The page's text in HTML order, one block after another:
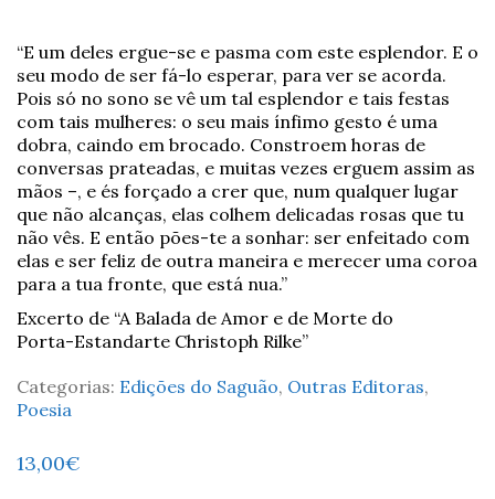
“E um deles ergue-se e pasma com este esplendor. E o
seu modo de ser fá-lo esperar, para ver se acorda.
Pois só no sono se vê um tal esplendor e tais festas
com tais mulheres: o seu mais ínfimo gesto é uma
dobra, caindo em brocado. Constroem horas de
conversas prateadas, e muitas vezes erguem assim as
mãos –, e és forçado a crer que, num qualquer lugar
que não alcanças, elas colhem delicadas rosas que tu
não vês. E então pões-te a sonhar: ser enfeitado com
elas e ser feliz de outra maneira e merecer uma coroa
para a tua fronte, que está nua.”
Excerto de “A Balada de Amor e de Morte do
Porta-Estandarte Christoph Rilke”
Categorias: Edições do Saguão, Outras Editoras,
Poesia
13,00€